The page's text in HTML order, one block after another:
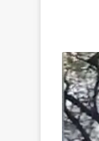
112
के
बोनट
पर
रखकर
शराबखोरी